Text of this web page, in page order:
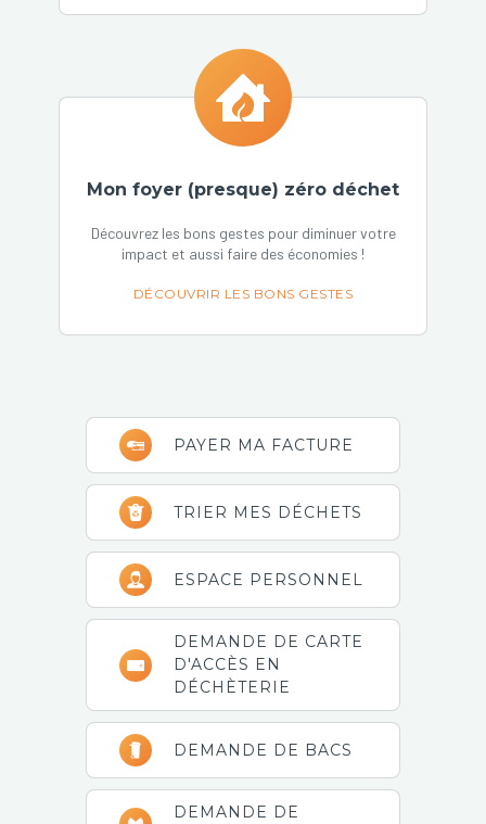
Mon foyer (presque) zéro déchet
Découvrez les bons gestes pour diminuer votre
impact et aussi faire des économies !
DÉCOUVRIR LES BONS GESTES
Barre
latérale
principale
PAYER MA FACTURE
TRIER MES DÉCHETS
ESPACE PERSONNEL
DEMANDE DE CARTE
D'ACCÈS EN
DÉCHÈTERIE
DEMANDE DE BACS
DEMANDE DE